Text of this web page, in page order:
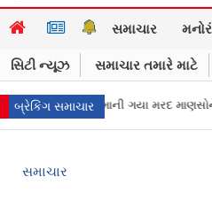
સમાચાર
સિટી ન્યૂઝ સમાચાર તમારે માટે
બ્રેકિંગ સમાચાર
બંધ થયો માની ગયા મરદ માણસોને!
સમાચાર